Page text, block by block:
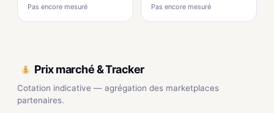
Pas encore mesuré Pas encore mesuré
Prix marché & Tracker
Cotation indicative — agrégation des marketplaces
partenaires.